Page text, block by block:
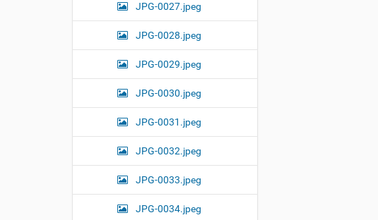
JPG-0027.jpeg
JPG-0028.jpeg
JPG-0029.jpeg
JPG-0030.jpeg
JPG-0031.jpeg
JPG-0032.jpeg
JPG-0033.jpeg
JPG-0034.jpeg